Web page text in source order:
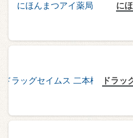
に
ドラッ